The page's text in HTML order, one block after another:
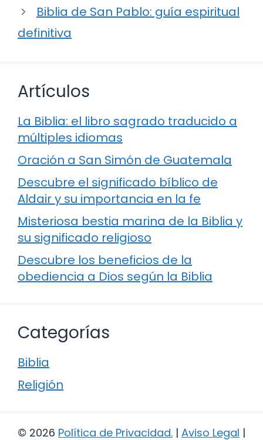
Biblia de San Pablo: guía espiritual
definitiva
Artículos
La Biblia: el libro sagrado traducido a
múltiples idiomas
Oración a San Simón de Guatemala
Descubre el significado bíblico de
Aldair y su importancia en la fe
Misteriosa bestia marina de la Biblia y
su significado religioso
Descubre los beneficios de la
obediencia a Dios según la Biblia
Categorías
Biblia
Religión
© 2026 Política de Privacidad. | Aviso Legal |